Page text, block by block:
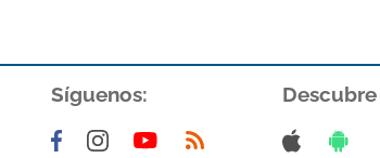
Síguenos: